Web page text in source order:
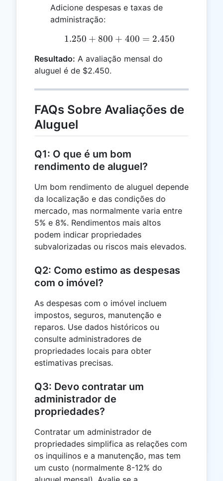
Adicione despesas e taxas de
administração:
1.250 + 800 + 400 =
1.250 + 800 + 400 = 2.450
Resultado: A avaliação mensal do
aluguel é de $2.450.
FAQs Sobre Avaliações de
Aluguel
Q1: O que é um bom
rendimento de aluguel?
Um bom rendimento de aluguel depende
da localização e das condições do
mercado, mas normalmente varia entre
5% e 8%. Rendimentos mais altos
podem indicar propriedades
subvalorizadas ou riscos mais elevados.
Q2: Como estimo as despesas
com o imóvel?
As despesas com o imóvel incluem
impostos, seguros, manutenção e
reparos. Use dados históricos ou
consulte administradores de
propriedades locais para obter
estimativas precisas.
Q3: Devo contratar um
administrador de
propriedades?
Contratar um administrador de
propriedades simplifica as relações com
os inquilinos e a manutenção, mas tem
um custo (normalmente 8-12% do